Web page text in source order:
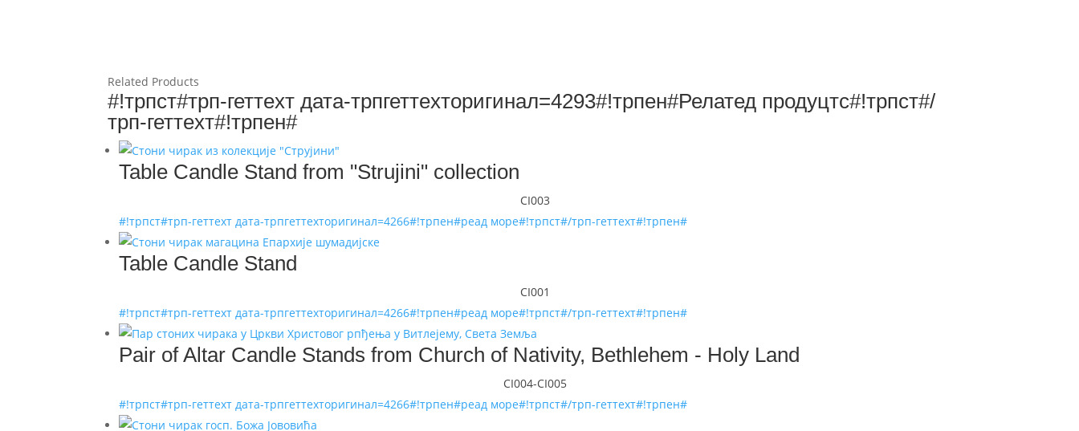
Related Products
#!трпст#трп-геттеxт дата-трпгеттеxторигинал=4293#!трпен#Релатед продуцтс#!трпст#/
трп-геттеxт#!трпен#
Table Candle Stand from "Strujini" collection
CI003
#!трпст#трп-геттеxт дата-трпгеттеxторигинал=4266#!трпен#реад море#!трпст#/трп-геттеxт#!трпен#
Table Candle Stand
CI001
#!трпст#трп-геттеxт дата-трпгеттеxторигинал=4266#!трпен#реад море#!трпст#/трп-геттеxт#!трпен#
Pair of Altar Candle Stands from Church of Nativity, Bethlehem - Holy Land
CI004-CI005
#!трпст#трп-геттеxт дата-трпгеттеxторигинал=4266#!трпен#реад море#!трпст#/трп-геттеxт#!трпен#